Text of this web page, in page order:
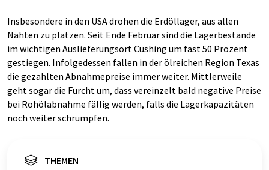
Insbesondere in den USA drohen die Erdöllager, aus allen
Nähten zu platzen. Seit Ende Februar sind die Lagerbestände
im wichtigen Auslieferungsort Cushing um fast 50 Prozent
gestiegen. Infolgedessen fallen in der ölreichen Region Texas
die gezahlten Abnahmepreise immer weiter. Mittlerweile
geht sogar die Furcht um, dass vereinzelt bald negative Preise
bei Rohölabnahme fällig werden, falls die Lagerkapazitäten
noch weiter schrumpfen.
THEMEN